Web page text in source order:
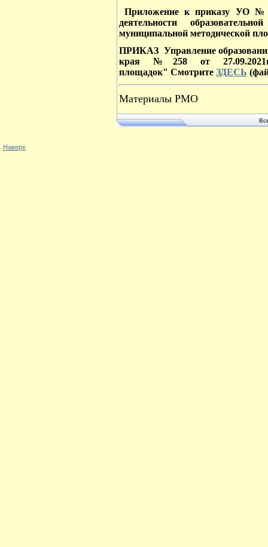
Приложение к приказу УО
деятельности
муниципальной методической
ПРИКАЗ Управление
края №258 от
площадок" Смотрите ЗДЕСЬ
Материалы РМО
Наверх